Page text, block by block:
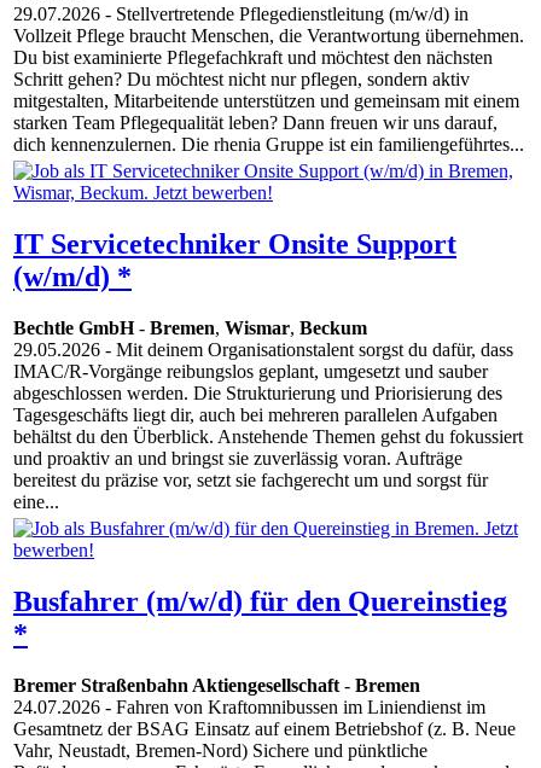
29.07.2026 - Stellvertretende Pflegedienstleitung (m/w/d) in
Vollzeit Pflege braucht Menschen, die Verantwortung übernehmen.
Du bist examinierte Pflegefachkraft und möchtest den nächsten
Schritt gehen? Du möchtest nicht nur pflegen, sondern aktiv
mitgestalten, Mitarbeitende unterstützen und gemeinsam mit einem
starken Team Pflegequalität leben? Dann freuen wir uns darauf,
dich kennenzulernen. Die rhenia Gruppe ist ein familiengeführtes...
IT Servicetechniker Onsite Support
(w/m/d) *
Bechtle GmbH- Bremen, Wismar, Beckum
29.05.2026 - Mit deinem Organisationstalent sorgst du dafür, dass
IMAC/R-Vorgänge reibungslos geplant, umgesetzt und sauber
abgeschlossen werden. Die Strukturierung und Priorisierung des
Tagesgeschäfts liegt dir, auch bei mehreren parallelen Aufgaben
behältst du den Überblick. Anstehende Themen gehst du fokussiert
und proaktiv an und bringst sie zuverlässig voran. Aufträge
bereitest du präzise vor, setzt sie fachgerecht um und sorgst für
eine...
Busfahrer (m/w/d) für den Quereinstieg
*
Bremer Straßenbahn Aktiengesellschaft - Bremen
24.07.2026 - Fahren von Kraftomnibussen im Liniendienst im
Gesamtnetz der BSAG Einsatz auf einem Betriebshof (z. B. Neue
Vahr, Neustadt, Bremen-Nord) Sichere und pünktliche